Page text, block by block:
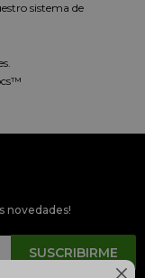

sistema de
novedades!
SUSCRIBIRME